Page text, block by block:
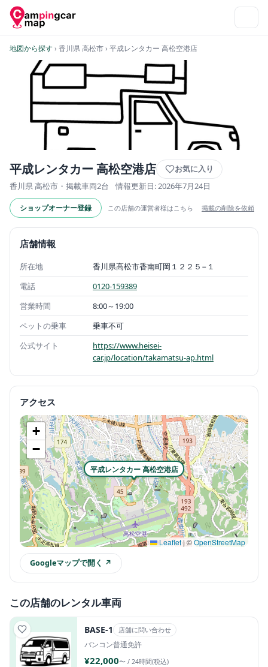
地図から探す› 香川県 高松市› 平成レンタカー 高松空港店
平成レンタカー 高松空港店 お気に入り
香川県 高松市・掲載車両2台 情報更新日: 2026年7月24日
ショップオーナー登録 この店舗の運営者様はこちら 掲載の削除を依頼
店舗情報
所在地
香川県高松市香南町岡１２２５−１
電話
0120-159389
営業時間
8:00～19:00
ペットの乗車
乗車不可
公式サイト
https://www.heisei-
car.jp/location/takamatsu-ap.html
アクセス
平成レンタカー 高松空港店
+
−
Leaflet|©OpenStreetMap
Googleマップで開く ↗
この店舗のレンタル車両
BASE-1 店舗に問い合わせ
バンコン普通免許
¥22,000〜 / 24時間(税込)